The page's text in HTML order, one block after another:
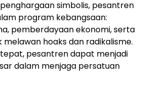
simbolis, pesantren
program kebangsaan:
pemberdayaan ekonomi, serta
melawan hoaks dan radikalisme.
pesantren dapat menjadi
dalam menjaga persatuan